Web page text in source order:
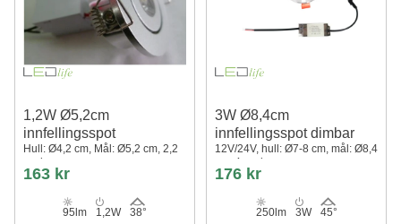
1,2W Ø5,2cm
innfellingsspot
Hull: Ø4,2 cm, Mål: Ø5,2 cm, 2,2
cm høy
163 kr
95lm 1,2W 38°
3W Ø8,4cm
innfellingsspot dimbar
12V/24V, hull: Ø7-8 cm, mål: Ø8,4
cm, 4 cm høy
176 kr
250lm 3W 45°